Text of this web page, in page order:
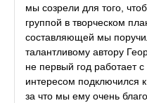
мы созрели для того,
группой в творческом
составляющей мы
талантливому автору
не первый год работает
интересом подключился
за что мы ему очень